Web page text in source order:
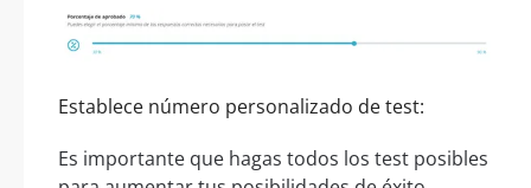
Establece número personalizado de test:
Es importante que hagas todos los test posibles